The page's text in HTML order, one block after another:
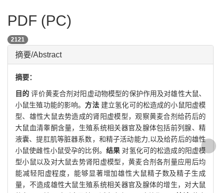
PDF (PC)
2121
摘要/Abstract
摘要：
目的 评价黄麦合剂对阳虚动物模型的保护作用及对雄性大鼠、
小鼠生殖功能的影响。 方法建立氢化可的松造成的小鼠阳虚模
型、雄性大鼠去势造成的肾阳虚模型，观察黄麦合剂给药后的
大鼠血清睾酮含量，生殖系统相关器官及腺体包括前列腺、精
液囊、提肛肌等脏器系数，和精子活动能力,以及给药后的雄性
小鼠使雌性小鼠受孕的比例。 结果 对氢化可的松造成的阳虚模
型小鼠以及对大鼠去势肾阳虚模型，黄麦合剂各剂量应用后均
能减轻阳虚程度，能够显著增加雄性大鼠精子数及精子生成
量，不造成雄性大鼠生殖系统相关器官及腺体的增生，对大鼠